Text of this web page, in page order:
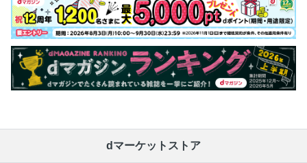
dマーケットストア